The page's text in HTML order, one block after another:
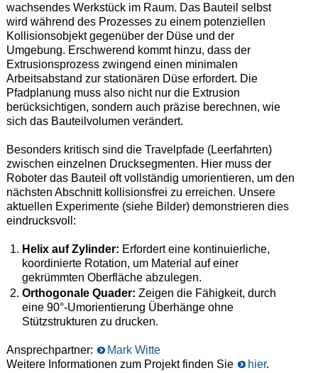
wachsendes Werkstück im Raum. Das Bauteil selbst
wird während des Prozesses zu einem potenziellen
Kollisionsobjekt gegenüber der Düse und der
Umgebung. Erschwerend kommt hinzu, dass der
Extrusionsprozess zwingend einen minimalen
Arbeitsabstand zur stationären Düse erfordert. Die
Pfadplanung muss also nicht nur die Extrusion
berücksichtigen, sondern auch präzise berechnen, wie
sich das Bauteilvolumen verändert.
Besonders kritisch sind die Travelpfade (Leerfahrten)
zwischen einzelnen Drucksegmenten. Hier muss der
Roboter das Bauteil oft vollständig umorientieren, um den
nächsten Abschnitt kollisionsfrei zu erreichen. Unsere
aktuellen Experimente (siehe Bilder) demonstrieren dies
eindrucksvoll:
Helix auf Zylinder: Erfordert eine kontinuierliche,
koordinierte Rotation, um Material auf einer
gekrümmten Oberfläche abzulegen.
Orthogonale Quader: Zeigen die Fähigkeit, durch
eine 90°-Umorientierung Überhänge ohne
Stützstrukturen zu drucken.
Ansprechpartner:
Mark Witte
Weitere Informationen zum Projekt finden Sie
hier.